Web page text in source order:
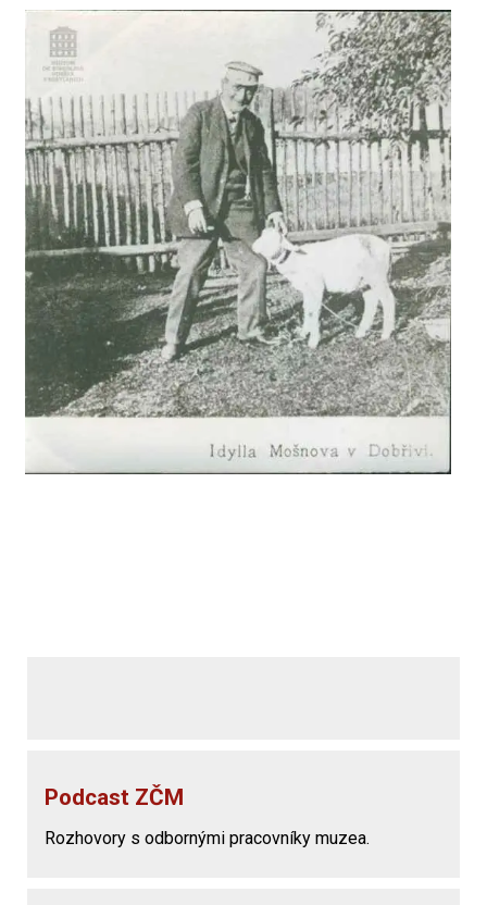
Podcast ZČM
Rozhovory s odbornými pracovníky muzea.